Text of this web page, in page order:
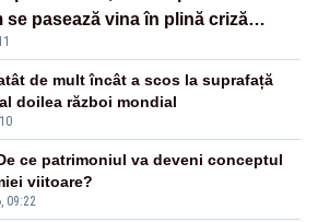
se pasează vina în plină criză
de mult încât a scos la suprafață
doilea război mondial
09:22
ce patrimoniul va deveni conceptul
viitoare?